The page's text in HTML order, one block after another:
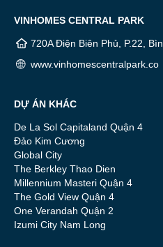
VINHOMES CENTRAL PARK
720A Điện Biên Phủ, P.22,
www.vinhomescentralpark.co
DỰ ÁN KHÁC
De La Sol Capitaland Quận 4
Đảo Kim Cương
Global City
The Berkley Thao Dien
Millennium Masteri Quận 4
The Gold View Quận 4
One Verandah Quận 2
Izumi City Nam Long